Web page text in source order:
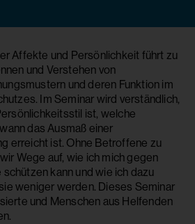
Affekte und Persönlichkeit führt zu
und Verstehen von
und deren Funktion im
Im Seminar wird verständlich,
ist, welche
das Ausmaß einer
erreicht ist. Ohne Betroffene zu
Wege auf, wie ich mich gegen
kann und wie ich dazu
weniger werden. Dieses Seminar
und Menschen aus Helfenden